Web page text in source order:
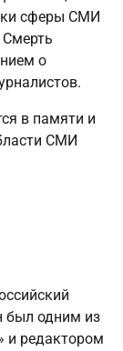
сферы СМИ
Смерть
о
в памяти и
СМИ
был одним из
и редактором